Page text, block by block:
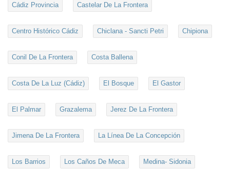
Cádiz Provincia Castelar De La Frontera
Centro Histórico Cádiz Chiclana - Sancti Petri Chipiona
Conil De La Frontera Costa Ballena
Costa De La Luz (Cádiz) El Bosque El Gastor
El Palmar Grazalema Jerez De La Frontera
Jimena De La Frontera La Línea De La Concepción
Los Barrios Los Caños De Meca Medina- Sidonia